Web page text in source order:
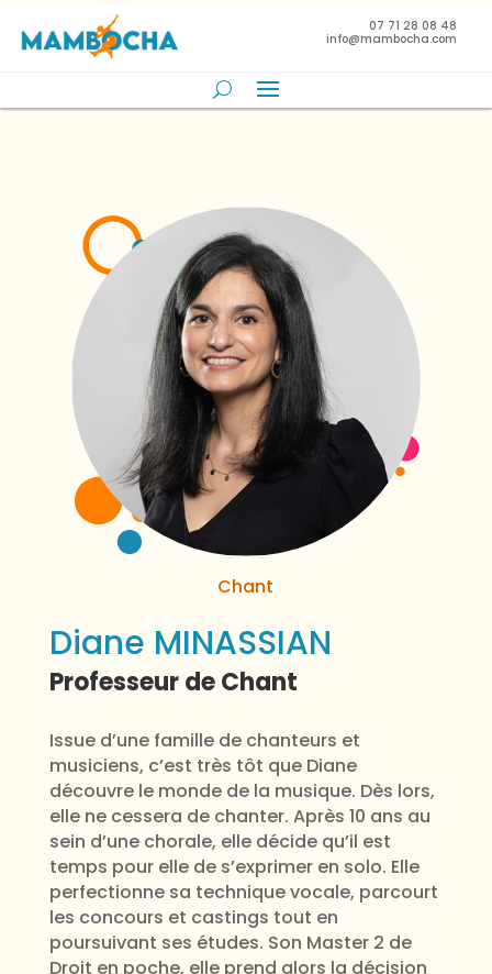
07 71 28 08 48
info@mambocha.com
Chant
Diane MINASSIAN
Professeur de Chant
Issue d’une famille de chanteurs et
musiciens, c’est très tôt que Diane
découvre le monde de la musique. Dès lors,
elle ne cessera de chanter. Après 10 ans au
sein d’une chorale, elle décide qu’il est
temps pour elle de s’exprimer en solo. Elle
perfectionne sa technique vocale, parcourt
les concours et castings tout en
poursuivant ses études. Son Master 2 de
Droit en poche, elle prend alors la décision